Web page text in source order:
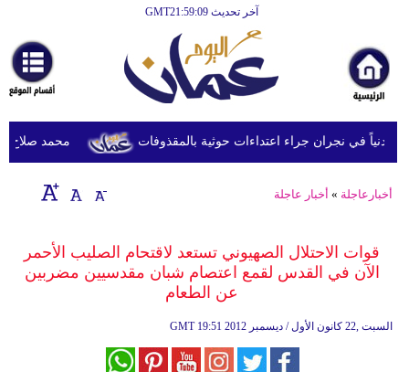
آخر تحديث GMT21:59:09
أخبارعاجلة
رياضة
ثقافة
إقتصاد
وموسيقى
أزياء
محمد صلاح يصل
أخبارعاجلة » أخبار عاجلة
قوات الاحتلال الصهيوني تستعد لاقتحام الصليب الأحمر
الآن في القدس لقمع اعتصام شبان مقدسيين مضربين
عن الطعام
GMT 19:51 2012 السبت ,22 كانون الأول / ديسمبر